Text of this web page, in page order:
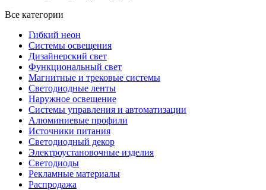
Все категории
Гибкий неон
Системы освещения
Дизайнерский свет
Функциональный свет
Магнитные и трековые системы
Светодиодные ленты
Наружное освещение
Системы управления и автоматизации
Алюминиевые профили
Источники питания
Светодиодный декор
Электроустановочные изделия
Светодиоды
Рекламные материалы
Распродажа